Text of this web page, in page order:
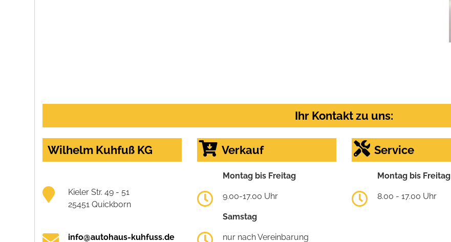
Ihr Kontakt zu uns:
Wilhelm Kuhfuß KG
Kieler Str. 49 - 51
25451 Quickborn
info@autohaus-kuhfuss.de
Verkauf
Montag bis Freitag
9.00-17.00 Uhr
Samstag
nur nach Vereinbarung
Service
Montag bis Freitag
8.00 - 17.00 Uhr